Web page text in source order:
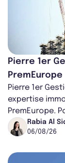
Pierre 1er
PremEurope
Pierre 1er
expertise
PremEurope.
ancienRabia Al
06/08/26